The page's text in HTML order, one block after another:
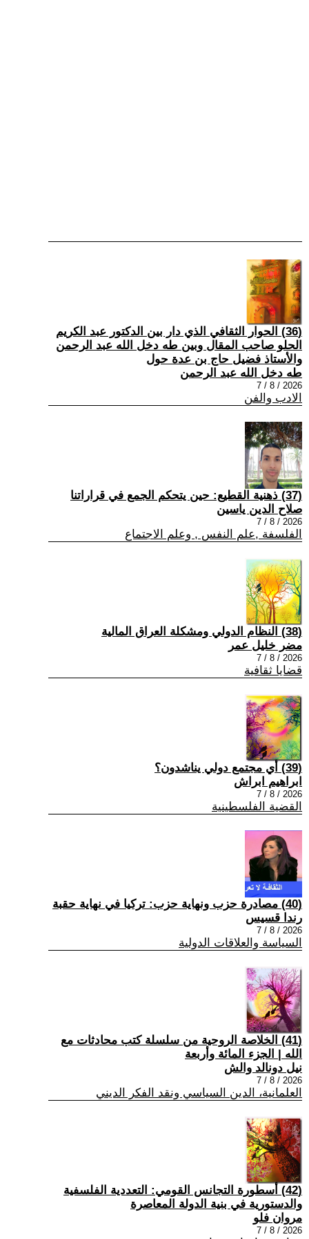
(36) الحوار الثقافي الذي دار بين الدكتور عبد الكريم
الحلو صاحب المقال وبين طه دخل الله عبد الرحمن
والأستاذ فضيل حاج بن عدة حول
طه دخل الله عبد الرحمن
2026 / 8 / 7
الادب والفن
(37) ذهنية القطيع: حين يتحكم الجمع في قراراتنا
صلاح الدين ياسين
2026 / 8 / 7
الفلسفة ,علم النفس , وعلم الاجتماع
(38) النظام الدولي ومشكلة العراق المالية
مضر خليل عمر
2026 / 8 / 7
قضايا ثقافية
(39) أي مجتمع دولي يناشدون؟
ابراهيم ابراش
2026 / 8 / 7
القضية الفلسطينية
(40) مصادرة حزب ونهاية حزب: تركيا في نهاية حقبة
رندا قسيس
2026 / 8 / 7
السياسة والعلاقات الدولية
(41) الخلاصة الروحية من سلسلة كتب محادثات مع
الله | الجزء المائة وأربعة
نيل دونالد والش
2026 / 8 / 7
العلمانية، الدين السياسي ونقد الفكر الديني
(42) أسطورة التجانس القومي: التعددية الفلسفية
والدستورية في بنية الدولة المعاصرة
مروان فلو
2026 / 8 / 7